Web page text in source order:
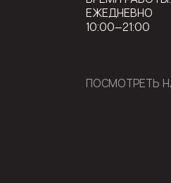
ЕЖЕДНЕВНО
10:00—21:00
ПОСМОТРЕТЬ